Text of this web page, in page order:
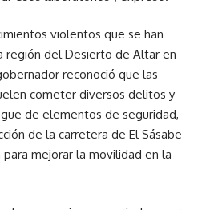
violentos que se han
región del Desierto de Altar en
reconoció que las
cometer diversos delitos y
de elementos de seguridad,
de la carretera de El Sásabe-
mejorar la movilidad en la